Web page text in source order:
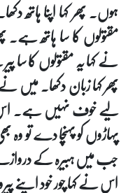
ہوں۔ پھر کہا اپنا ہاتھ
مقتولوں کا سا ہاتھ ہے۔
نے کہا یہ مقتولوں کا
پھر کہا زبان دکھا۔
لیے خوف نہیں ہے۔ اس
پہاڑوں کو پہنچا دے تو
جب میں ہبیرہ کے دروازے
اس نے کہا چور خود اپنے